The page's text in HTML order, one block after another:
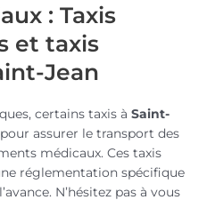
: Taxis
et taxis
Jean
certains taxis à Saint-
assurer le transport des
médicaux. Ces taxis
réglementation spécifique
N’hésitez pas à vous